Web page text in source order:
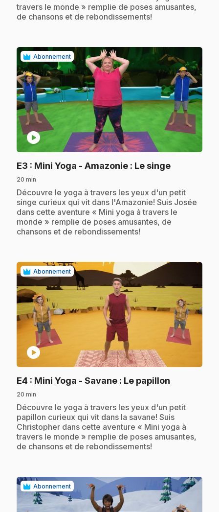
travers le monde » remplie de poses amusantes,
de chansons et de rebondissements!
Abonnement
play_circle
E3 : Mini Yoga - Amazonie : Le singe.
20 min
.Découvre le yoga à travers les yeux d'un petit
singe curieux qui vit dans l'Amazonie! Suis Josée
dans cette aventure « Mini yoga à travers le
monde » remplie de poses amusantes, de
chansons et de rebondissements!
Abonnement
play_circle
E4 : Mini Yoga - Savane : Le papillon
20 min
.Découvre le yoga à travers les yeux d'un petit
papillon curieux qui vit dans la savane! Suis
Christopher dans cette aventure « Mini yoga à
travers le monde » remplie de poses amusantes,
de chansons et de rebondissements!
Abonnement